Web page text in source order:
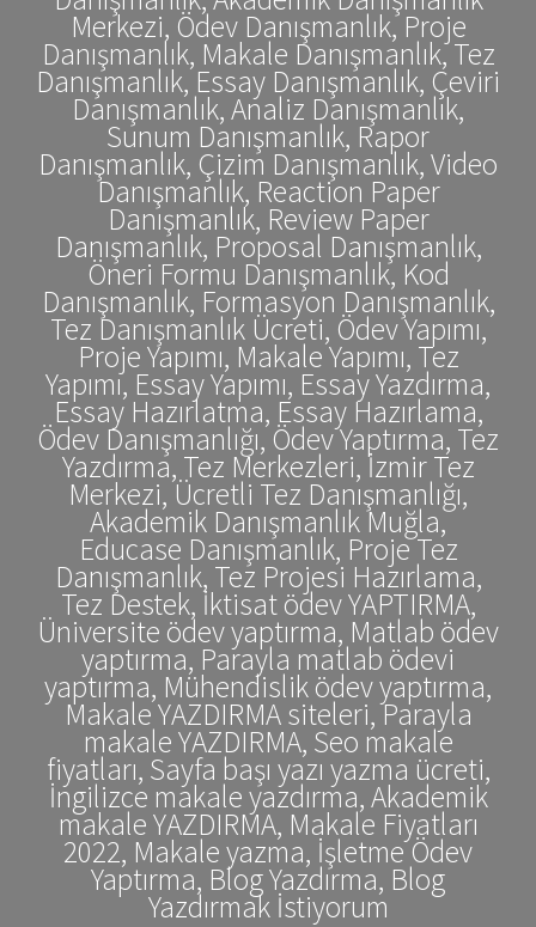
Merkezi, Ödev Danışmanlık, Proje
Danışmanlık, Makale Danışmanlık, Tez
Danışmanlık, Essay Danışmanlık, Çeviri
Danışmanlık, Analiz Danışmanlık,
Sunum Danışmanlık, Rapor
Danışmanlık, Çizim Danışmanlık, Video
Danışmanlık, Reaction Paper
Danışmanlık, Review Paper
Danışmanlık, Proposal Danışmanlık,
Öneri Formu Danışmanlık, Kod
Danışmanlık, Formasyon Danışmanlık,
Tez Danışmanlık Ücreti, Ödev Yapımı,
Proje Yapımı, Makale Yapımı, Tez
Yapımı, Essay Yapımı, Essay Yazdırma,
Essay Hazırlatma, Essay Hazırlama,
Ödev Danışmanlığı, Ödev Yaptırma, Tez
Yazdırma, Tez Merkezleri, İzmir Tez
Merkezi, Ücretli Tez Danışmanlığı,
Akademik Danışmanlık Muğla,
Educase Danışmanlık, Proje Tez
Danışmanlık, Tez Projesi Hazırlama,
Tez Destek, İktisat ödev YAPTIRMA,
Üniversite ödev yaptırma, Matlab ödev
yaptırma, Parayla matlab ödevi
yaptırma, Mühendislik ödev yaptırma,
Makale YAZDIRMA siteleri, Parayla
makale YAZDIRMA, Seo makale
fiyatları, Sayfa başı yazı yazma ücreti,
İngilizce makale yazdırma, Akademik
makale YAZDIRMA, Makale Fiyatları
2022, Makale yazma, İşletme Ödev
Yaptırma, Blog Yazdırma, Blog
Yazdırmak İstiyorum